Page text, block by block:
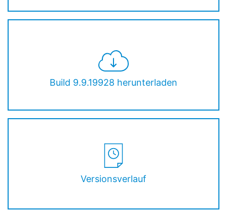
Build 9.9.19928 herunterladen
Versionsverlauf